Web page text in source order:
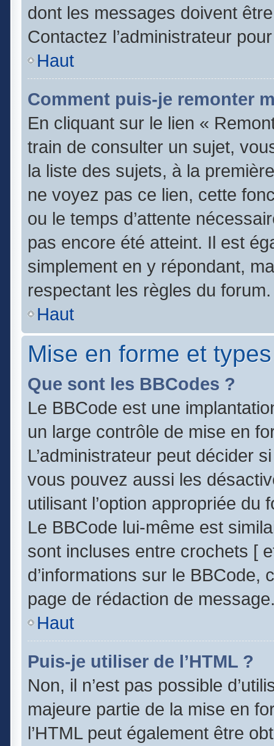
dont les messages doivent
Contactez l’administrateur
Haut
Comment puis-je remonter
En cliquant sur le lien «
train de consulter un sujet,
la liste des sujets, à la
ne voyez pas ce lien, cette
ou le temps d’attente
pas encore été atteint. Il est
simplement en y répondant,
respectant les règles du forum.
Haut
Mise en forme et
Que sont les BBCodes ?
Le BBCode est une
un large contrôle de mise en
L’administrateur peut décider
vous pouvez aussi les
utilisant l’option appropriée
Le BBCode lui-même est
sont incluses entre crochets [
d’informations sur le BBCode,
page de rédaction de
Haut
Puis-je utiliser de l’HTML ?
Non, il n’est pas possible
majeure partie de la mise en
l’HTML peut également être